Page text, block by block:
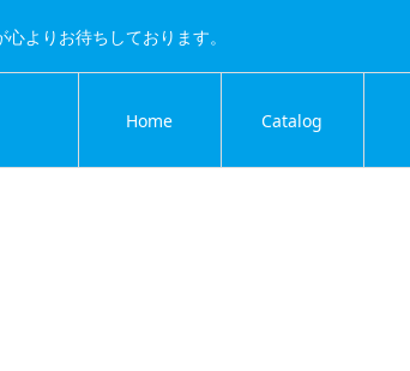
よりお待ちしております。
Home Catalog